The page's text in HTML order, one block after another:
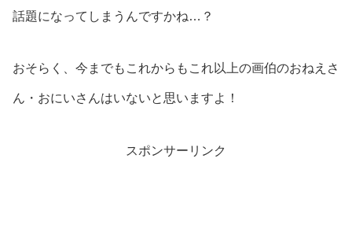
話題になってしまうんですかね…？
おそらく、今までもこれからもこれ以上の画伯のおねえさ
ん・おにいさんはいないと思いますよ！
スポンサーリンク